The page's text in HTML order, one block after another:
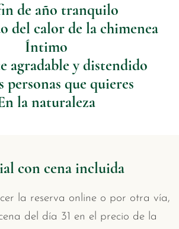
de año tranquilo
del calor de la chimenea
Íntimo
agradable y distendido
personas que quieres
la naturaleza
con cena incluida
la reserva online o por otra vía,
del día 31 en el precio de la